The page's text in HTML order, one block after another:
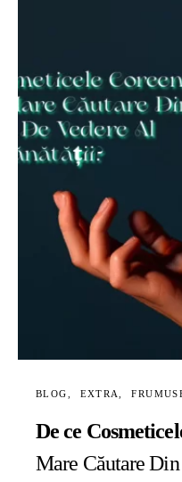
BLOG EXTRA
De ce
Mare Căutare